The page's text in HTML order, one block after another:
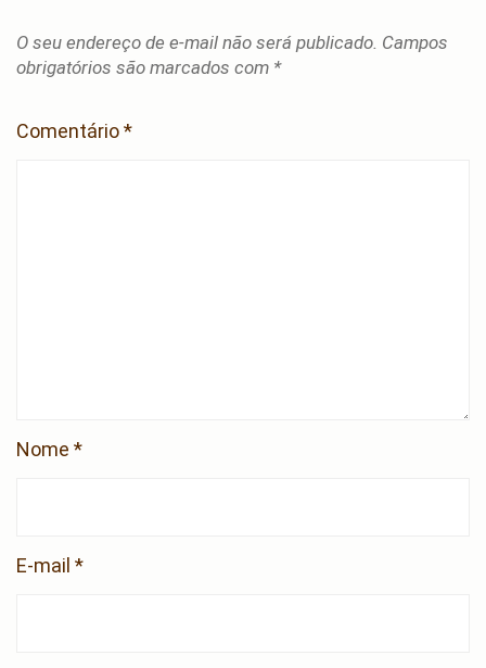
O seu endereço de e-mail não será publicado. Campos
obrigatórios são marcados com *
Comentário*
Nome *
E-mail *